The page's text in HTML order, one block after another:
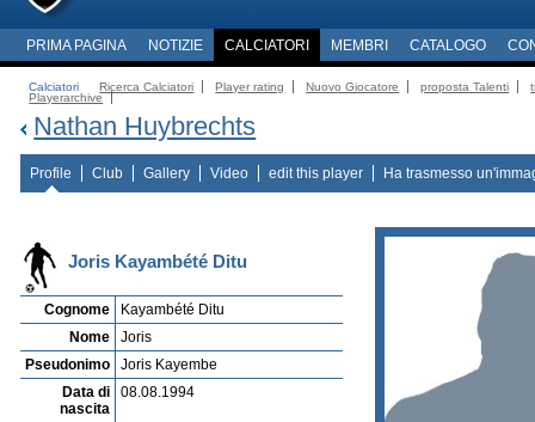
PRIMA PAGINA NOTIZIE CALCIATORI MEMBRI CATALOGO
Calciatori Ricerca Calciatori Player rating Nuovo Giocatore proposta Talenti
Playerarchive
Nathan Huybrechts
Profile Club Gallery Video edit this player Ha trasmesso
Joris Kayambété Ditu
Cognome
Kayambété Ditu
Nome
Joris
Pseudonimo
Joris Kayembe
Data di
nascita
08.08.1994